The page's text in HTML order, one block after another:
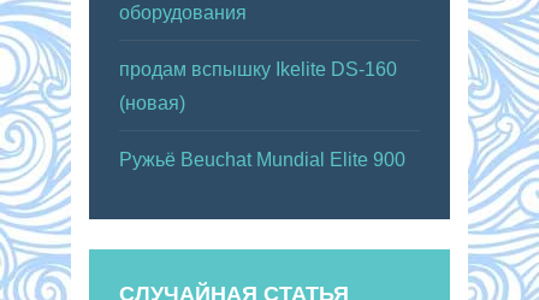
оборудования
продам вспышку Ikelite DS-160
(новая)
Ружьё Beuchat Mundial Elite 900
СЛУЧАЙНАЯ СТАТЬЯ